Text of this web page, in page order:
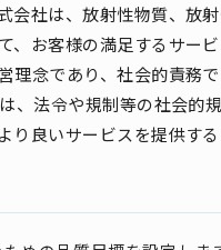
会社は、放射性物質、放
、お客様の満足するサー
理念であり、社会的責務
、法令や規制等の社会的
り良いサービスを提供す